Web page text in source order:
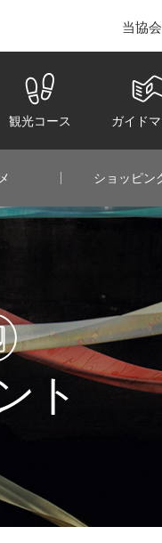
当協
観光コース ガイド
ショッピン
ト